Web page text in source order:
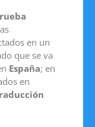
en un
que se va
España; en
en